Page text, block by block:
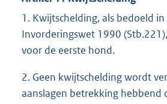
1. Kwijtschelding, als bedoeld
Invorderingswet 1990
voor de eerste hond.
2. Geen kwijtschelding wordt
aanslagen betrekking hebbend